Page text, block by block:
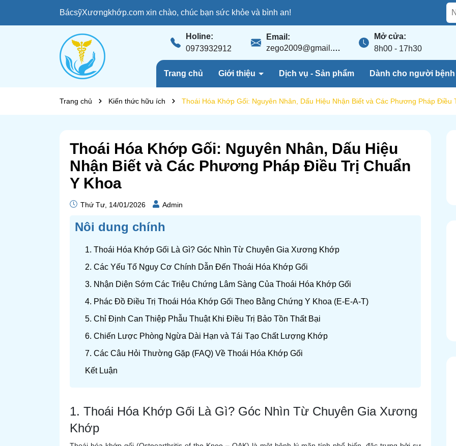
BácsỹXươngkhớp.com xin chào, chúc bạn sức khỏe và bình an!
Holine:
0973932912
Email:
zego2009@gmail.com
Mở cửa:
8h00 - 17h30
Trang chủ Giới thiệu Dịch vụ - Sản phẩm Dành cho người bệnh
Trang chủ Kiến thức hữu ích Thoái Hóa Khớp Gối: Nguyên Nhân, Dấu Hiệu Nhận Biết và Các Phương Pháp Điều
Thoái Hóa Khớp Gối: Nguyên Nhân, Dấu Hiệu
Nhận Biết và Các Phương Pháp Điều Trị Chuẩn
Y Khoa
Thứ Tư, 14/01/2026 Admin
Nôi dung chính
1. Thoái Hóa Khớp Gối Là Gì? Góc Nhìn Từ Chuyên Gia Xương Khớp
2. Các Yếu Tố Nguy Cơ Chính Dẫn Đến Thoái Hóa Khớp Gối
3. Nhận Diện Sớm Các Triệu Chứng Lâm Sàng Của Thoái Hóa Khớp Gối
4. Phác Đồ Điều Trị Thoái Hóa Khớp Gối Theo Bằng Chứng Y Khoa (E-E-A-T)
5. Chỉ Định Can Thiệp Phẫu Thuật Khi Điều Trị Bảo Tồn Thất Bại
6. Chiến Lược Phòng Ngừa Dài Hạn và Tái Tạo Chất Lượng Khớp
7. Các Câu Hỏi Thường Gặp (FAQ) Về Thoái Hóa Khớp Gối
Kết Luận
1. Thoái Hóa Khớp Gối Là Gì? Góc Nhìn Từ Chuyên Gia Xương
Khớp